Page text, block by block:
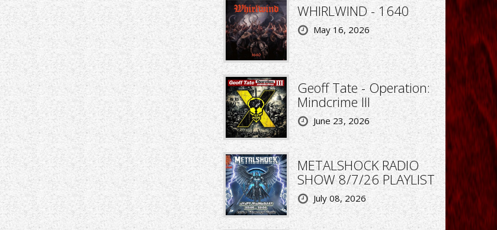
WHIRLWIND - 1640
May 16, 2026
Geoff Tate - Operation:
Mindcrime III
June 23, 2026
METALSHOCK RADIO
SHOW 8/7/26 PLAYLIST
July 08, 2026